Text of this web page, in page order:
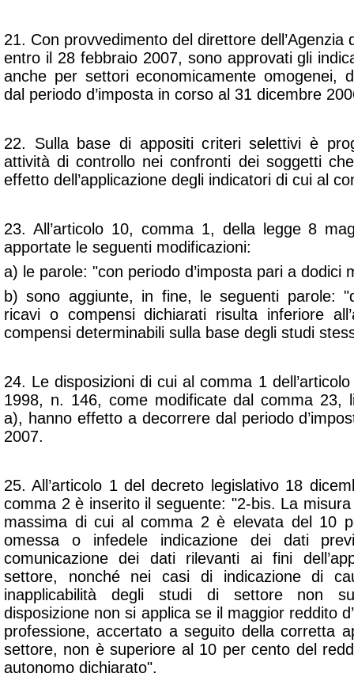
21. Con provvedimento del direttore
entro il 28 febbraio 2007, sono approvati gli
anche per settori economicamente omogenei,
dal periodo d’imposta in corso al 31 dicembre
22. Sulla base di appositi criteri selettivi è
attività di controllo nei confronti dei soggetti
effetto dell’applicazione degli indicatori di cui al
23. All’articolo 10, comma 1, della legge 8
apportate le seguenti modificazioni:
a) le parole: "con periodo d’imposta pari a dodici
b) sono aggiunte, in fine, le seguenti parole:
ricavi o compensi dichiarati risulta inferiore
compensi determinabili sulla base degli studi
24. Le disposizioni di cui al comma 1
1998, n. 146, come modificate dal comma 23,
a), hanno effetto a decorrere dal periodo
2007.
25. All’articolo 1 deldecreto legislativo 18
comma 2 è inserito il seguente: "2-bis. La
massima di cui al comma 2 è elevata del 10
omessa o infedele indicazione dei dati
comunicazione dei dati rilevanti ai fini
settore, nonché nei casi di indicazione di
inapplicabilità degli studi di settore non
disposizione non si applica se il maggior reddito
professione, accertato a seguito della corretta
settore, non è superiore al 10 per cento del
autonomo dichiarato".